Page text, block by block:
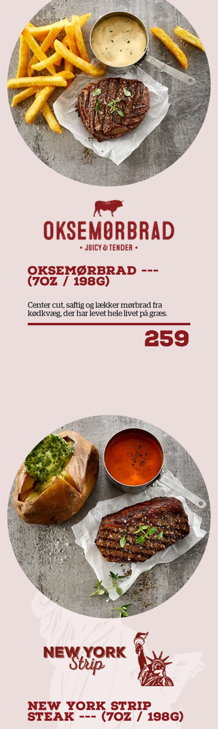
OKSEMØRBRAD ---
(7OZ / 198G)
Center cut, saftig og lækker mørbrad fra
kødkvæg, der har levet hele livet på græs.
259
NEW YORK STRIP
STEAK --- (7OZ / 198G)